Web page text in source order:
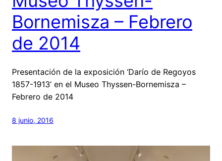
Bornemisza – Febrero
de 2014
Presentación de la exposición ‘Darío de Regoyos
1857-1913’ en el Museo Thyssen-Bornemisza –
Febrero de 2014
8 junio, 2016